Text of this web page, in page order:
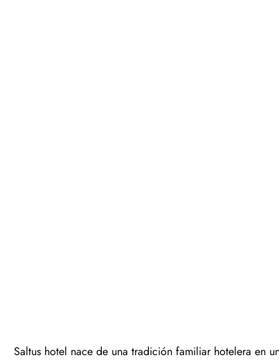
Saltus hotel nace de una tradición familiar hotelera en